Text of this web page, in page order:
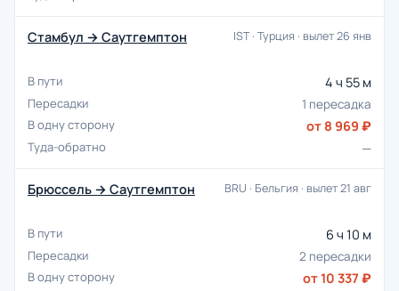
Стамбул → Саутгемптон IST · Турция · вылет 26 янв
4 ч 55 м
1 пересадка
от 8 969 ₽
—
Брюссель → Саутгемптон BRU · Бельгия · вылет 21 авг
6 ч 10 м
2 пересадки
от 10 337 ₽